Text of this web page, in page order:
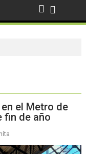
el Metro de
fin de año